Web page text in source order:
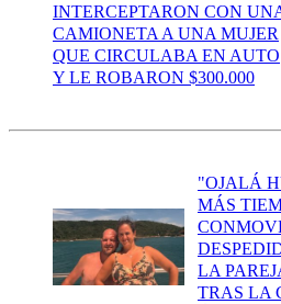
INTERCEPTARON CON
CAMIONETA A UNA MUJER
QUE CIRCULABA EN AUTO
Y LE ROBARON $300.000
"OJALÁ
MÁS
LA
TRAS LA